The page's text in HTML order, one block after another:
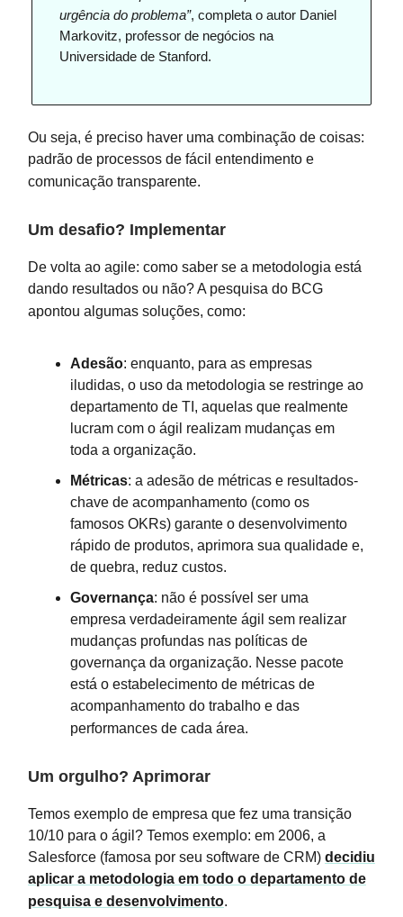
urgência do problema”, completa o autor Daniel
Markovitz, professor de negócios na
Universidade de Stanford.
Ou seja, é preciso haver uma combinação de coisas:
padrão de processos de fácil entendimento e
comunicação transparente.
Um desafio? Implementar
De volta ao agile: como saber se a metodologia está
dando resultados ou não? A pesquisa do BCG
apontou algumas soluções, como:
Adesão: enquanto, para as empresas
iludidas, o uso da metodologia se restringe ao
departamento de TI, aquelas que realmente
lucram com o ágil realizam mudanças em
toda a organização.
Métricas: a adesão de métricas e resultados-
chave de acompanhamento (como os
famosos OKRs) garante o desenvolvimento
rápido de produtos, aprimora sua qualidade e,
de quebra, reduz custos.
Governança: não é possível ser uma
empresa verdadeiramente ágil sem realizar
mudanças profundas nas políticas de
governança da organização. Nesse pacote
está o estabelecimento de métricas de
acompanhamento do trabalho e das
performances de cada área.
Um orgulho? Aprimorar
Temos exemplo de empresa que fez uma transição
10/10 para o ágil? Temos exemplo: em 2006, a
Salesforce (famosa por seu software de CRM) decidiu
aplicar a metodologia em todo o departamento de
pesquisa e desenvolvimento.